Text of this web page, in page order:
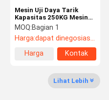
Berita
Mesin Uji Daya Tarik
Kapasitas 250KG Mesin
Penguji Tarik Kabel
Listrik AC
MOQ:Bagian 1
Harga:dapat dinegosiasikan
Harga
Kontak
Lihat Lebih